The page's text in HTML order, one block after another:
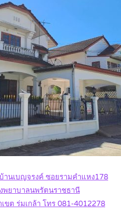
านเบญจรงค์ ซอยรามคำแหง178
พยาบาลนพรัตนราชธานี
ต ร่มเกล้า โทร 081-4012278